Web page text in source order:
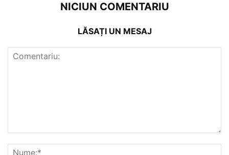
NICIUN COMENTARIU
LĂSAȚI UN MESAJ